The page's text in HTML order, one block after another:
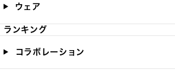
ウェア
ランキング
コラボレーション